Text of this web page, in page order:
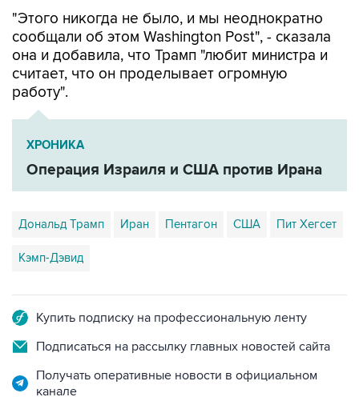
"Этого никогда не было, и мы неоднократно
сообщали об этом Washington Post", - сказала
она и добавила, что Трамп "любит министра и
считает, что он проделывает огромную
работу".
ХРОНИКА
Операция Израиля и США против Ирана
Дональд Трамп Иран Пентагон США Пит Хегсет
Кэмп-Дэвид
Купить подписку на профессиональную ленту
Подписаться на рассылку главных новостей сайта
Получать оперативные новости в официальном
канале